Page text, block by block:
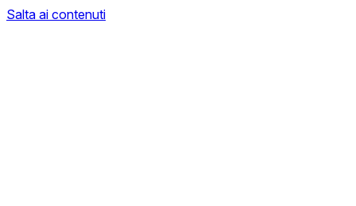
Salta ai contenuti